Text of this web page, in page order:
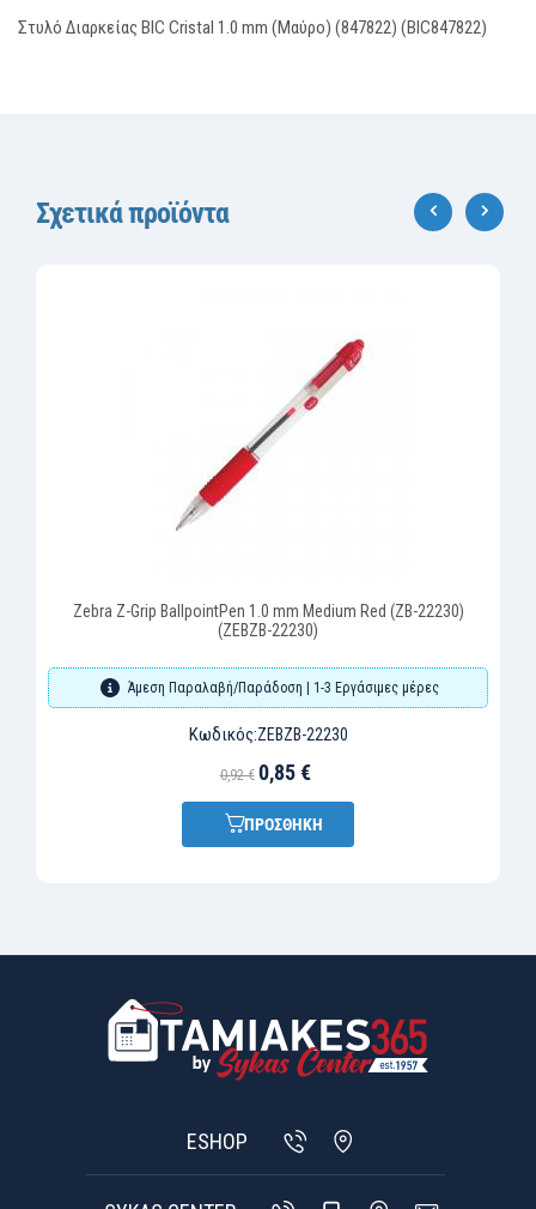
Στυλό Διαρκείας BIC Cristal 1.0 mm (Μαύρο) (847822) (BIC847822)
Σχετικά προϊόντα
Zebra Z-Grip BallpointPen 1.0 mm Medium Red (ZB-22230)
(ZEBZB-22230)
Άμεση Παραλαβή/Παράδοση | 1-3 Εργάσιμες μέρες
Κωδικός:ZEBZB-22230
0,92 € 0,85 €
ΠΡΟΣΘΗΚΗ
ESHOP